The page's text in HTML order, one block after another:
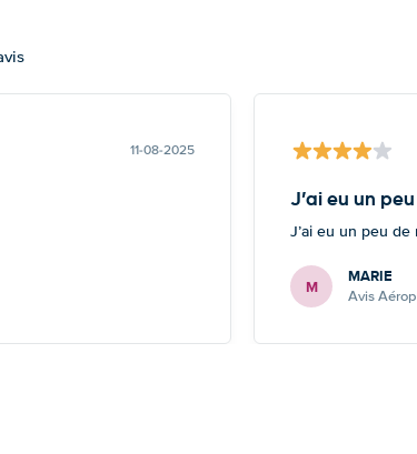
11-08-2025
J’ai eu un
J’ai eu un peu
M MARIE
Avis